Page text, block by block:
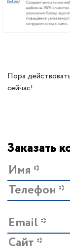
Пора
сейчас!
Заказать